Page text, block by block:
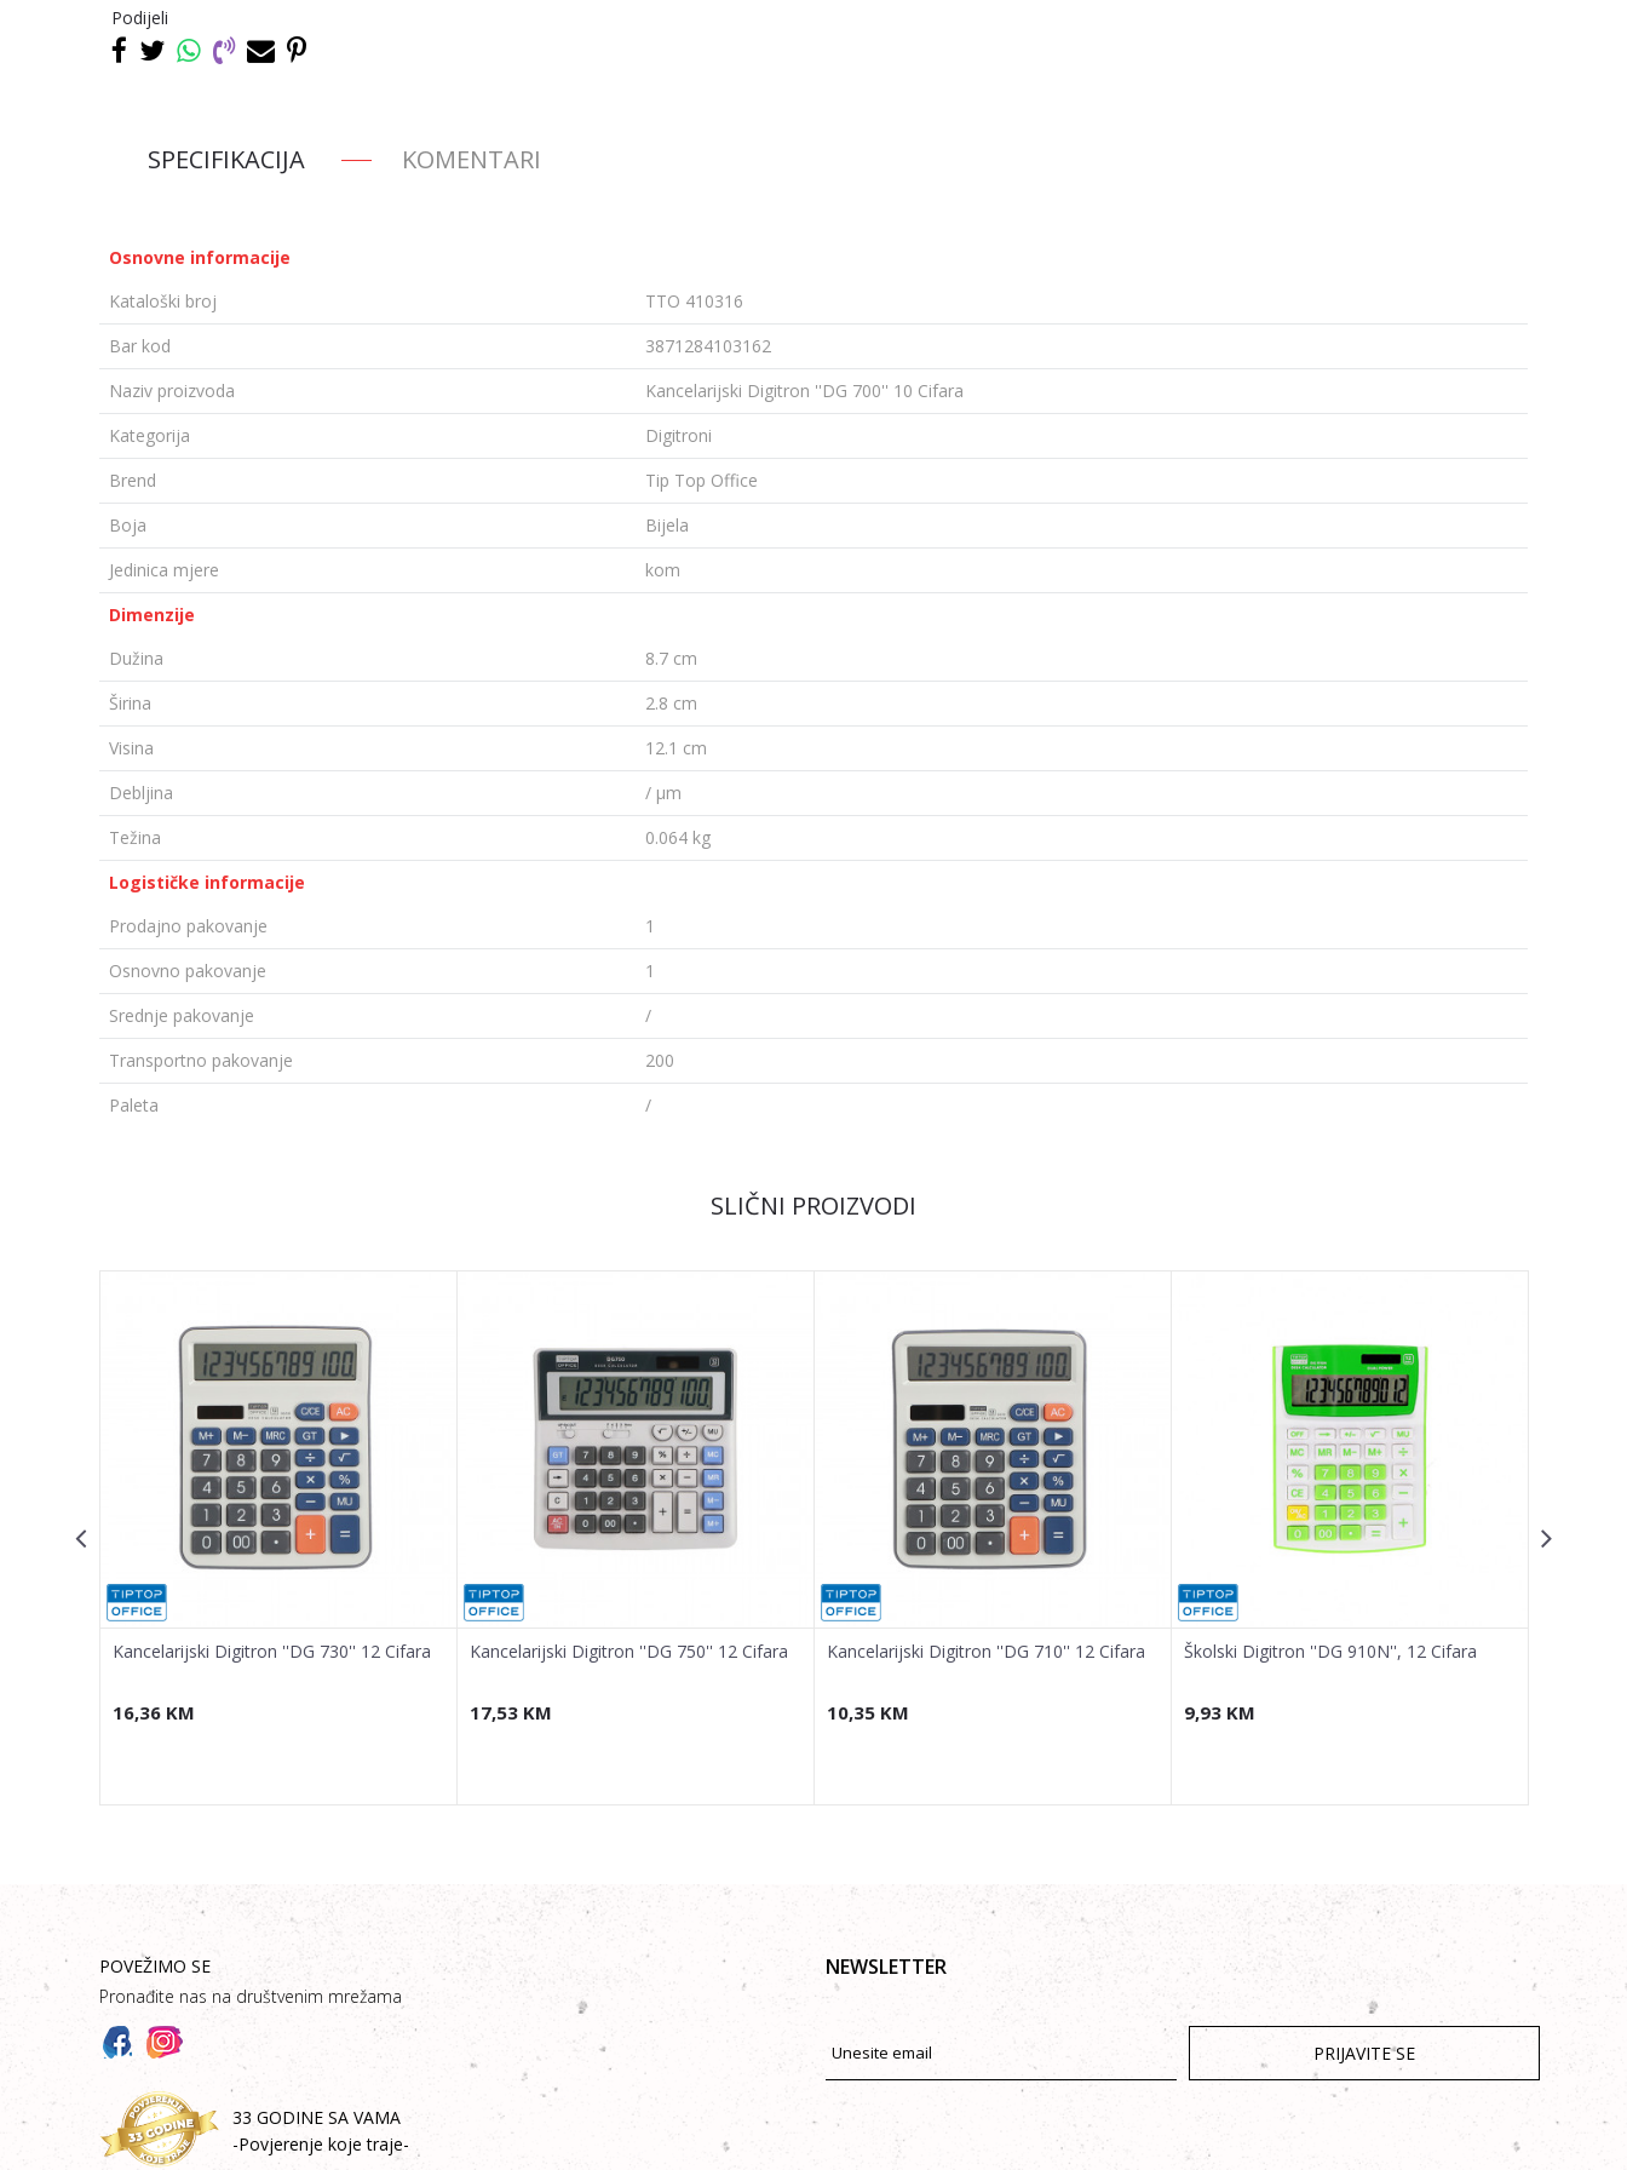
Podijeli
SPECIFIKACIJA KOMENTARI
Osnovne informacije
Kataloški broj
TTO 410316
Bar kod
3871284103162
Naziv proizvoda
Kancelarijski Digitron ''DG 700'' 10 Cifara
Kategorija
Digitroni
Brend
Tip Top Office
Boja
Bijela
Jedinica mjere
kom
Dimenzije
Dužina
8.7 cm
Širina
2.8 cm
Visina
12.1 cm
Debljina
/ µm
Težina
0.064 kg
Logističke informacije
Prodajno pakovanje
1
Osnovno pakovanje
1
Srednje pakovanje
/
Transportno pakovanje
200
Paleta
/
POŠALJI
SLIČNI PROIZVODI
Kancelarijski Digitron ''DG 730'' 12 Cifara
16,36 KM
Kancelarijski Digitron ''DG 750'' 12 Cifara
17,53 KM
Kancelarijski Digitron ''DG 710'' 12 Cifara
10,35 KM
Školski Digitron ''DG 910N'', 12 Cifara
9,93 KM
POVEŽIMO SE
Pronađite nas na društvenim mrežama
33 GODINE SA VAMA
-Povjerenje koje traje-
NEWSLETTER
PRIJAVITE SE